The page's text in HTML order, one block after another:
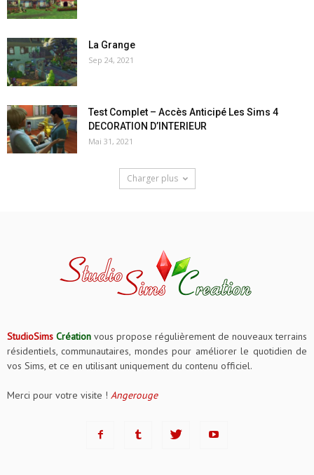
La Grange
Sep 24, 2021
Test Complet – Accès Anticipé Les Sims 4
DECORATION D’INTERIEUR
Mai 31, 2021
Charger plus
StudioSims Création vous propose régulièrement de nouveaux terrains
résidentiels, communautaires, mondes pour améliorer le quotidien de
vos Sims, et ce en utilisant uniquement du contenu officiel.
Merci pour votre visite ! Angerouge